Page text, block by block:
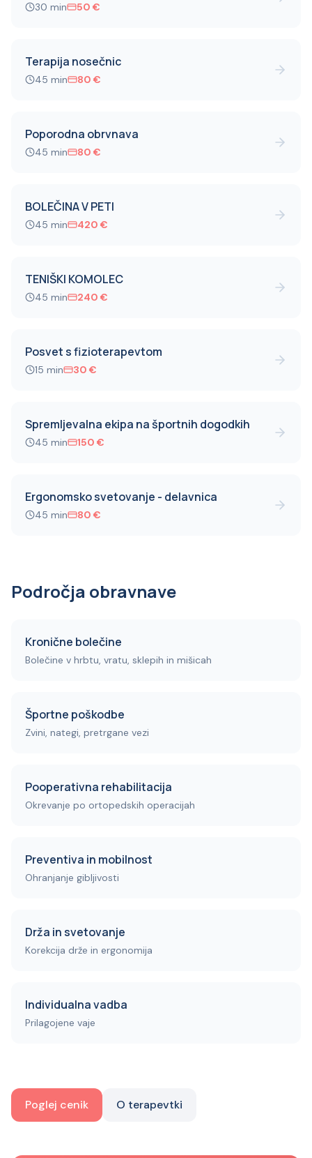
30 min 50 €
Terapija nosečnic
45 min 80 €
Poporodna obrvnava
45 min 80 €
BOLEČINA V PETI
45 min 420 €
TENIŠKI KOMOLEC
45 min 240 €
Posvet s fizioterapevtom
15 min 30 €
Spremljevalna ekipa na športnih dogodkih
45 min 150 €
Ergonomsko svetovanje - delavnica
45 min 80 €
Področja obravnave
Kronične bolečine
Bolečine v hrbtu, vratu, sklepih in mišicah
Športne poškodbe
Zvini, nategi, pretrgane vezi
Pooperativna rehabilitacija
Okrevanje po ortopedskih operacijah
Preventiva in mobilnost
Ohranjanje gibljivosti
Drža in svetovanje
Korekcija drže in ergonomija
Individualna vadba
Prilagojene vaje
Poglej cenik O terapevtki